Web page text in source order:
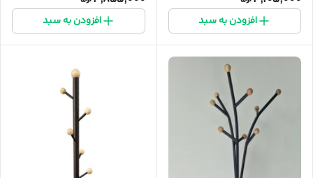
افزودن به سبد افزودن به سبد